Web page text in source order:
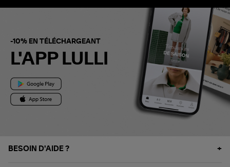
-10% EN TÉLÉCHARGEANT
L'APP LULLI
BESOIN D'AIDE ?